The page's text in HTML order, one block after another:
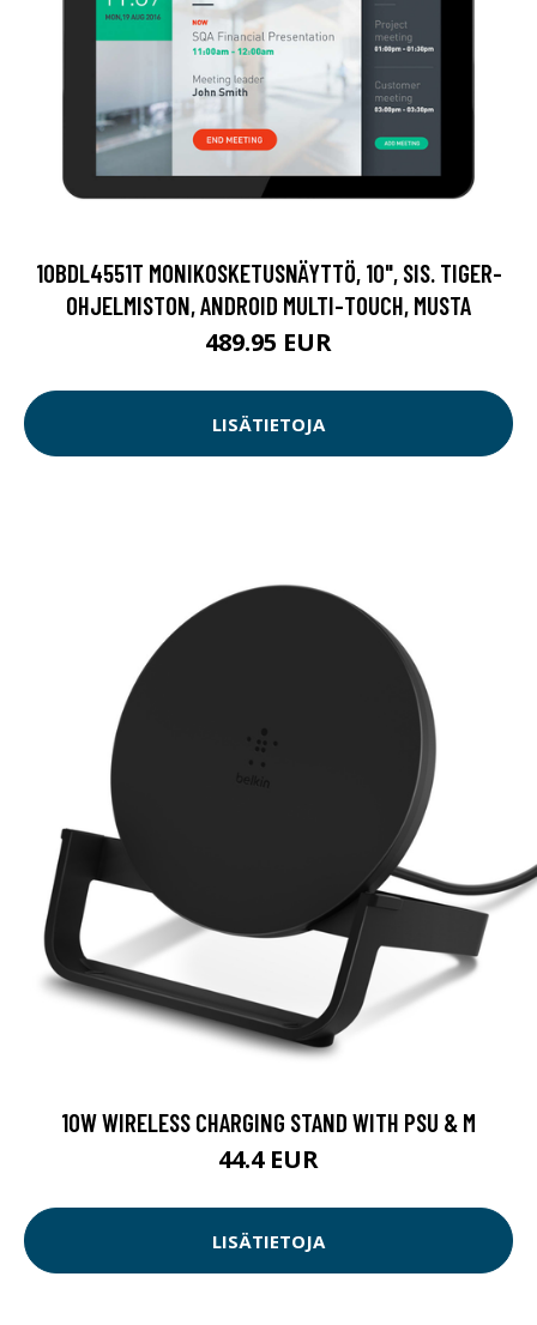
10BDL4551T MONIKOSKETUSNÄYTTÖ, 10", SIS. TIGER-
OHJELMISTON, ANDROID MULTI-TOUCH, MUSTA
489.95 EUR
LISÄTIETOJA
10W WIRELESS CHARGING STAND WITH PSU & M
44.4 EUR
LISÄTIETOJA